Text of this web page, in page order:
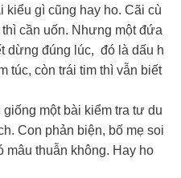
gì cũng hay ho. Cãi cù
cần uốn. Nhưng một đứa
dừng đúng lúc, đó là dấu h
túc, còn trái tim thì vẫn biết
một bài kiểm tra tư du
Con phản biện, bố mẹ soi
mâu thuẫn không. Hay ho